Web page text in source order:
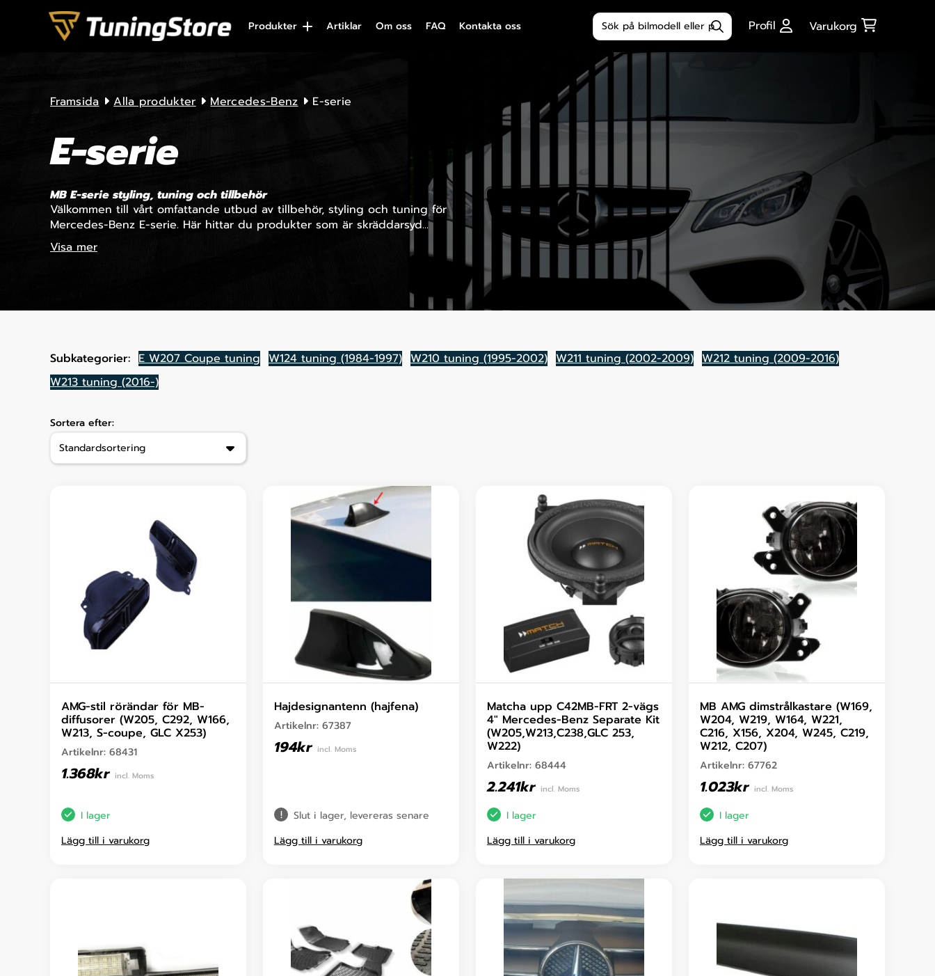
Skip to content
Produkter Artiklar Om oss FAQ Kontakta oss
Produktsökning
Profil Varukorg
Framsida Alla produkter Mercedes-Benz E-serie
E-serie
MB E-serie styling, tuning och tillbehör
Välkommen till vårt omfattande utbud av tillbehör, styling och tuning för
Mercedes-Benz E-serie. Här hittar du produkter som är skräddarsyd...
Visa mer
Subkategorier: E W207 Coupe tuning W124 tuning (1984-1997) W210 tuning (1995-2002) W211 tuning (2002-2009) W212 tuning (2009-2016)
W213 tuning (2016-)
Sortera efter:
AMG-stil rörändar för MB-
diffusorer (W205, C292, W166,
W213, S-coupe, GLC X253)
Artikelnr: 68431
1.368kr incl. Moms
I lager
Lägg till i varukorg
Hajdesignantenn (hajfena)
Artikelnr: 67387
194kr incl. Moms
Slut i lager, levereras senare
Lägg till i varukorg
Matcha upp C42MB-FRT 2-vägs
4″ Mercedes-Benz Separate Kit
(W205,W213,C238,GLC 253,
W222)
Artikelnr: 68444
2.241kr incl. Moms
I lager
Lägg till i varukorg
MB AMG dimstrålkastare (W169,
W204, W219, W164, W221,
C216, X156, X204, W245, C219,
W212, C207)
Artikelnr: 67762
1.023kr incl. Moms
I lager
Lägg till i varukorg